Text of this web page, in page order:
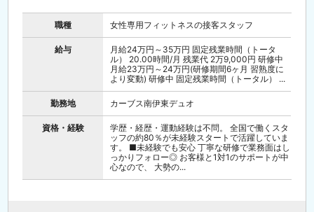
職種 女性専用フィットネスの接客スタッフ
給与
月給24万円～35万円 固定残業時間（トータ
ル） 20.00時間/月 残業代 2万9,000円 研修中
月給23万円～24万円(研修期間6ヶ月 習熟度に
より変動) 研修中 固定残業時間（トータル） ...
勤務地 カーブス南伊東デュオ
資格・経験
学歴・経歴・運動経験は不問。 全国で働くスタ
ッフの約80％が未経験スタートで活躍していま
す。 ■未経験でも安心 丁寧な研修で業務面はし
っかりフォロー◎ お客様と1対1のサポートが中
心なので、 大勢の...